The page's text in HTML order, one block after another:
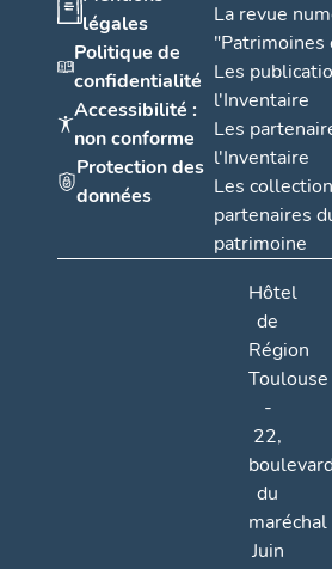
légales
Politique de
confidentialité
Accessibilité :
non conforme
Protection des
données
La revue
"Patrimoines
Les
l'Inventaire
Les
l'Inventaire
Les
partenaires
patrimoine
Hôtel
de
Région
Toulouse
-
22,
boulevard
du
maréchal
Juin